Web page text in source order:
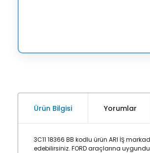
Ürün Bilgisi Yorumlar
3C11 18366 BB kodlu ürün ARI İŞ
edebilirsiniz. FORD araçlarına